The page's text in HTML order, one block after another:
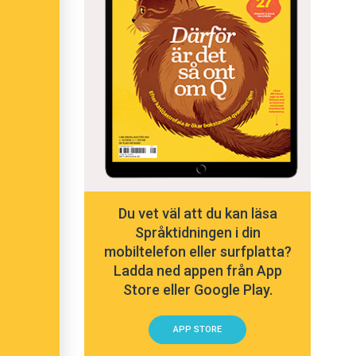
Du vet väl att du kan läsa
Språktidningen i din
mobiltelefon eller surfplatta?
Ladda ned appen från App
Store eller Google Play.
APP STORE